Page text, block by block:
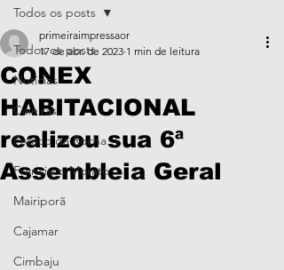
Todos os posts
Notícias
Caieiras
Franco da Rocha
Francisco Morato
Mairiporã
Cajamar
Cimbaju
Todos os posts
CONEX
HABITACIONAL
realizou sua 6ª
Assembleia Geral
primeiraimpressaor
17 de abr. de 2023 1 min de leitura